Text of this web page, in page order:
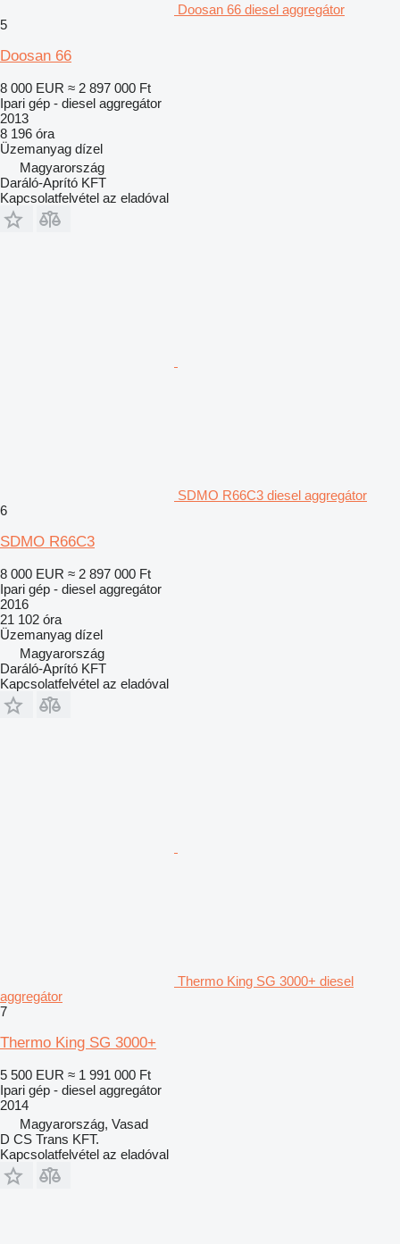
Doosan 66 diesel aggregátor
5
Doosan 66
8 000 EUR ≈ 2 897 000 Ft
Ipari gép - diesel aggregátor
2013
8 196 óra
Üzemanyag dízel
Magyarország
Daráló-Aprító KFT
Kapcsolatfelvétel az eladóval
SDMO R66C3 diesel aggregátor
6
SDMO R66C3
8 000 EUR ≈ 2 897 000 Ft
Ipari gép - diesel aggregátor
2016
21 102 óra
Üzemanyag dízel
Magyarország
Daráló-Aprító KFT
Kapcsolatfelvétel az eladóval
Thermo King SG 3000+ diesel
aggregátor
7
Thermo King SG 3000+
5 500 EUR ≈ 1 991 000 Ft
Ipari gép - diesel aggregátor
2014
Magyarország, Vasad
D CS Trans KFT.
Kapcsolatfelvétel az eladóval